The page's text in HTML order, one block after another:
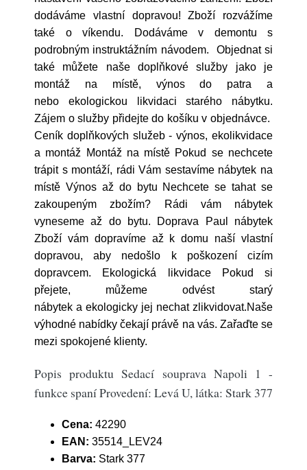
dodáváme vlastní dopravou! Zboží rozvážíme
také o víkendu. Dodáváme v demontu s
podrobným instruktážním návodem. Objednat si
také můžete naše doplňkové služby jako je
montáž na místě, výnos do patra a
nebo ekologickou likvidaci starého nábytku.
Zájem o služby přidejte do košíku v objednávce.
Ceník doplňkových služeb - výnos, ekolikvidace
a montáž Montáž na místě Pokud se nechcete
trápit s montáží, rádi Vám sestavíme nábytek na
místě Výnos až do bytu Nechcete se tahat se
zakoupeným zbožím? Rádi vám nábytek
vyneseme až do bytu. Doprava Paul nábytek
Zboží vám dopravíme až k domu naší vlastní
dopravou, aby nedošlo k poškození cizím
dopravcem. Ekologická likvidace Pokud si
přejete, můžeme odvést starý
nábytek a ekologicky jej nechat zlikvidovat.Naše
výhodné nabídky čekají právě na vás. Zařaďte se
mezi spokojené klienty.
Popis produktu Sedací souprava Napoli 1 -
funkce spaní Provedení: Levá U, látka: Stark 377
Cena: 42290
EAN: 35514_LEV24
Barva: Stark 377